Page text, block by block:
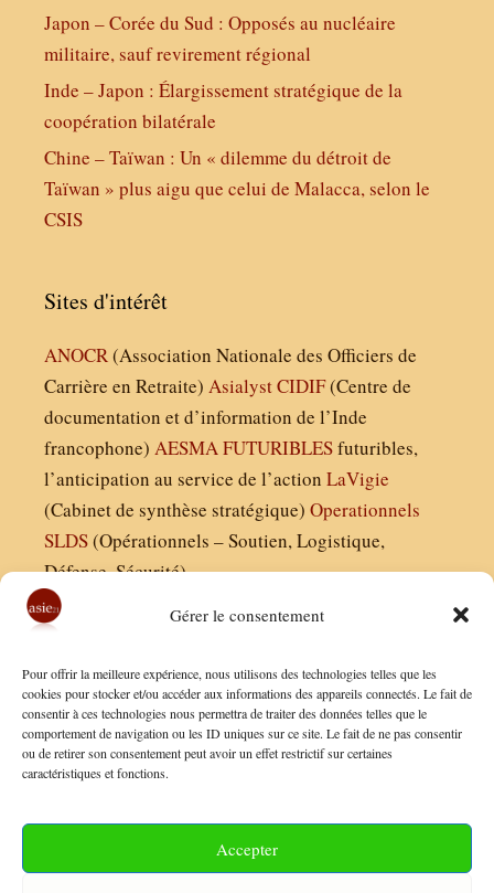
Gérer le consentement
Pour offrir la meilleure expérience, nous utilisons des technologies telles que les
cookies pour stocker et/ou accéder aux informations des appareils connectés. Le fait de
consentir à ces technologies nous permettra de traiter des données telles que le
comportement de navigation ou les ID uniques sur ce site. Le fait de ne pas consentir
ou de retirer son consentement peut avoir un effet restrictif sur certaines
caractéristiques et fonctions.
Accepter
Japon – Corée du Sud : Opposés au nucléaire
militaire, sauf revirement régional
Inde – Japon : Élargissement stratégique de la
coopération bilatérale
Chine – Taïwan : Un « dilemme du détroit de
Taïwan » plus aigu que celui de Malacca, selon le
CSIS
Sites d'intérêt
ANOCR(Association Nationale des Officiers de
Carrière en Retraite) AsialystCIDIF(Centre de
documentation et d’information de l’Inde
francophone) AESMAFUTURIBLESfuturibles,
l’anticipation au service de l’action LaVigie
(Cabinet de synthèse stratégique) Operationnels
SLDS(Opérationnels – Soutien, Logistique,
Défense, Sécurité)
Finaldées EURL
Siège social : 13 avenue Boudon, 75016, Paris
Nous contacter
Conditions Générales de Vente
Politique de Confidentialité